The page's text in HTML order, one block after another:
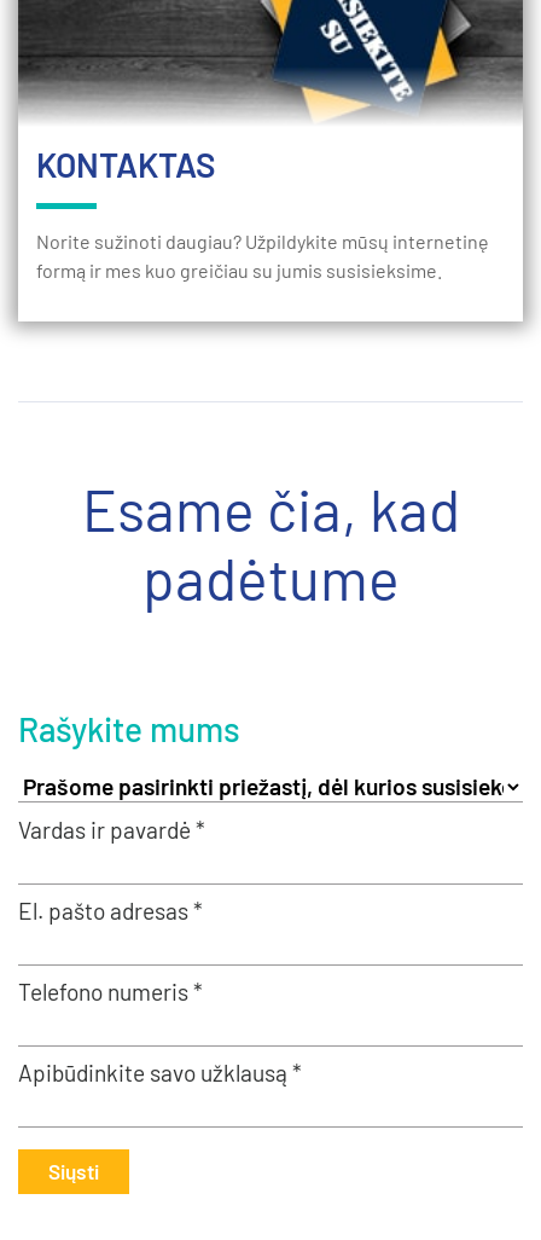
KONTAKTAS
Norite sužinoti daugiau? Užpildykite mūsų internetinę
formą ir mes kuo greičiau su jumis susisieksime.
Esame čia, kad
padėtume
Rašykite mums
Vardas ir pavardė *
El. pašto adresas *
Telefono numeris *
Apibūdinkite savo užklausą *
Siųsti